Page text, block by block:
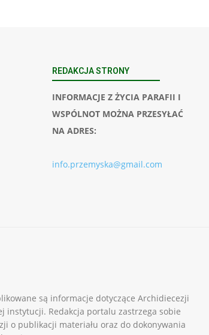
REDAKCJA STRONY
INFORMACJE Z ŻYCIA PARAFII I
WSPÓLNOT MOŻNA PRZESYŁAĆ
NA ADRES:
info.przemyska@gmail.com
są informacje dotyczące Archidiecezji
instytucji. Redakcja portalu zastrzega sobie
o publikacji materiału oraz do dokonywania